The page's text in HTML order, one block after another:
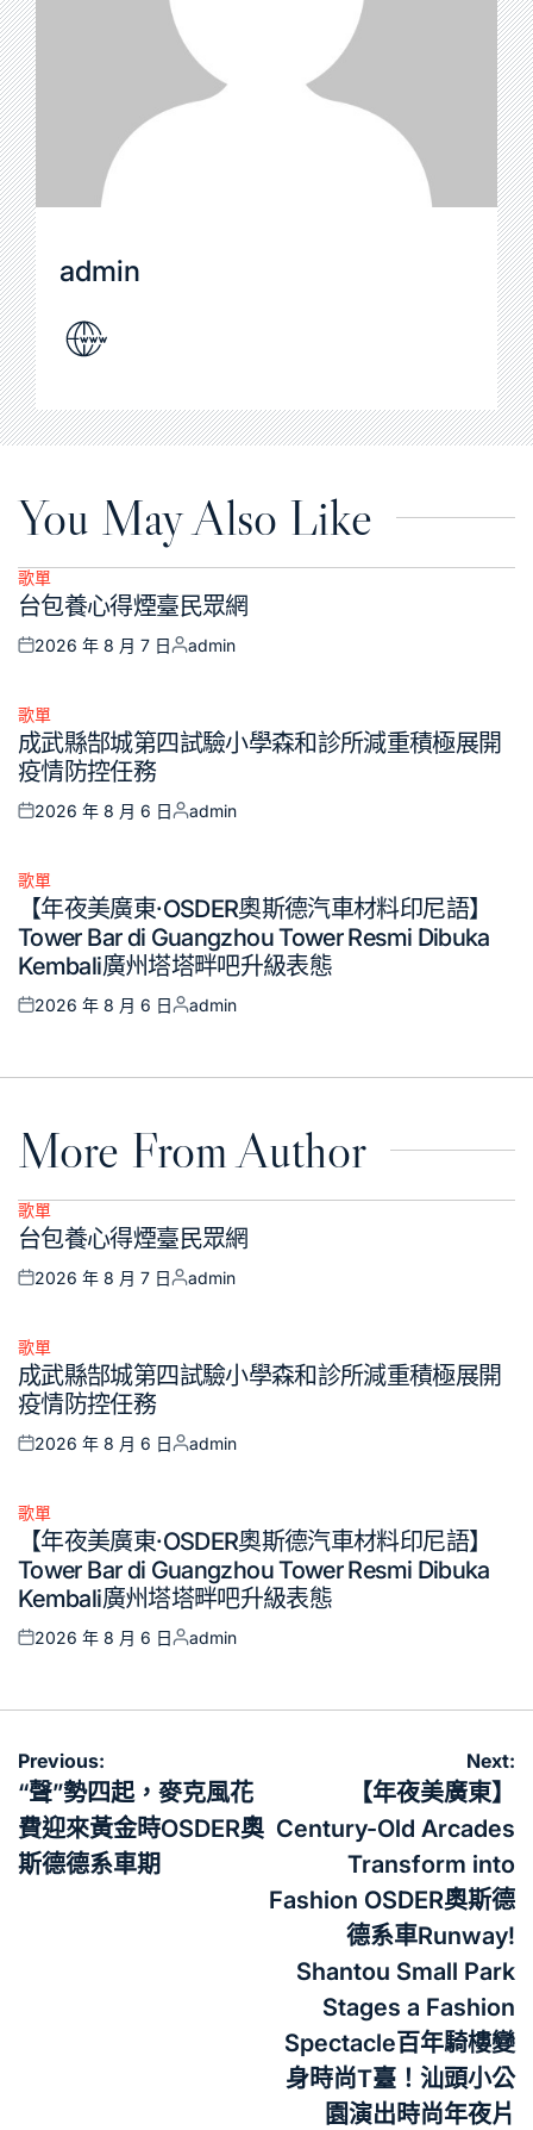
admin
You May Also Like
Posted
in
歌單
台包養心得煙臺民眾網
Posted
2026 年 8 月 7 日
Posted
admin
Posted
in
歌單
成武縣郜城第四試驗小學森和診所減重積極展開
疫情防控任務
Posted
2026 年 8 月 6 日
Posted
admin
Posted
歌單
【年夜美廣東·OSDER奧斯德汽車材料印尼語】
Tower Bar di Guangzhou Tower Resmi Dibuka
Kembali廣州塔塔畔吧升級表態
Posted
2026 年 8 月 6 日
Posted
admin
More From Author
Posted
in
歌單
台包養心得煙臺民眾網
Posted
2026 年 8 月 7 日
Posted
admin
Posted
in
歌單
成武縣郜城第四試驗小學森和診所減重積極展開
疫情防控任務
Posted
2026 年 8 月 6 日
Posted
admin
Posted
歌單
【年夜美廣東·OSDER奧斯德汽車材料印尼語】
Tower Bar di Guangzhou Tower Resmi Dibuka
Kembali廣州塔塔畔吧升級表態
Posted
2026 年 8 月 6 日
Posted
admin
文
章
導
覽
Previous:
“聲”勢四起，麥克風花
費迎來黃金時OSDER奧
斯德德系車期
Next:
【年夜美廣東】
Century-Old Arcades
Transform into
Fashion OSDER奧斯德
德系車Runway!
Shantou Small Park
Stages a Fashion
Spectacle百年騎樓變
身時尚T臺！汕頭小公
園演出時尚年夜片